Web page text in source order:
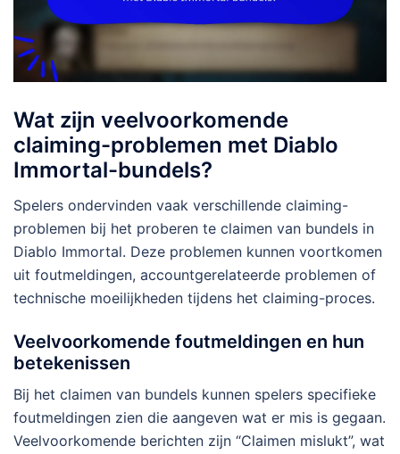
Wat zijn veelvoorkomende
claiming-problemen met Diablo
Immortal-bundels?
Spelers ondervinden vaak verschillende claiming-
problemen bij het proberen te claimen van bundels in
Diablo Immortal. Deze problemen kunnen voortkomen
uit foutmeldingen, accountgerelateerde problemen of
technische moeilijkheden tijdens het claiming-proces.
Veelvoorkomende foutmeldingen en hun
betekenissen
Bij het claimen van bundels kunnen spelers specifieke
foutmeldingen zien die aangeven wat er mis is gegaan.
Veelvoorkomende berichten zijn “Claimen mislukt”, wat